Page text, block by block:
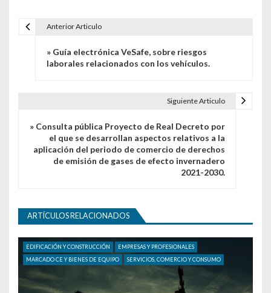
Navegación de entradas
Anterior Articulo
» Guía electrónica VeSafe, sobre riesgos
laborales relacionados con los vehículos.
Siguiente Articulo
» Consulta pública Proyecto de Real Decreto por
el que se desarrollan aspectos relativos a la
aplicación del periodo de comercio de derechos
de emisión de gases de efecto invernadero
2021-2030.
ARTÍCULOS RELACIONADOS
EDIFICACIÓN Y CONSTRUCCIÓN
EMPRESAS Y PROFESIONALES
MARCADO CE Y BIENES DE EQUIPO
SERVICIOS, COMERCIO Y CONSUMO